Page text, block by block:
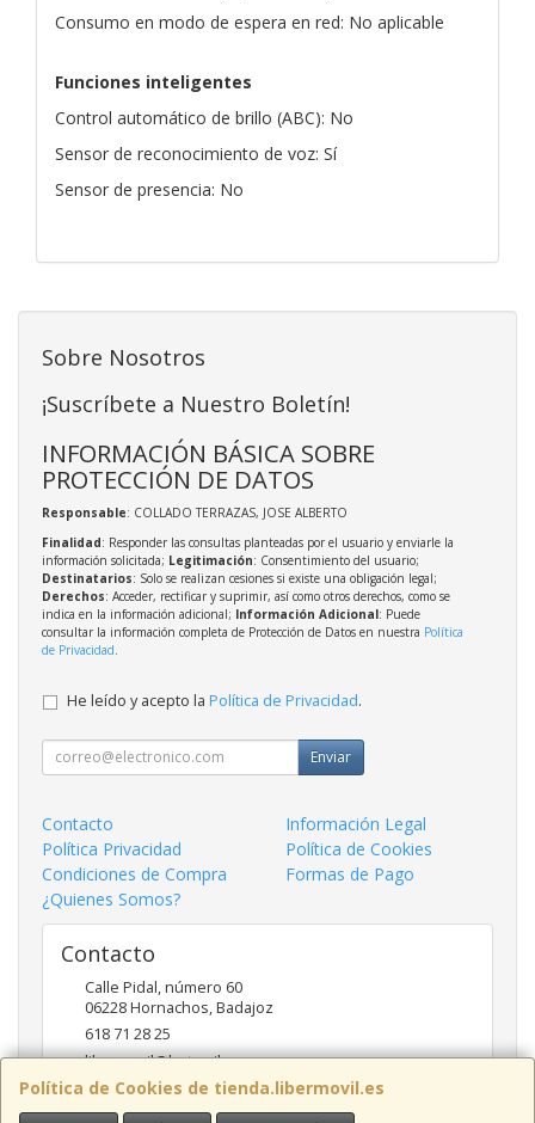
Consumo en modo de espera en red: No aplicable
Funciones inteligentes
Control automático de brillo (ABC): No
Sensor de reconocimiento de voz: Sí
Sensor de presencia: No
Política de Cookies de tienda.libermovil.es
Sobre Nosotros
¡Suscríbete a Nuestro Boletín!
INFORMACIÓN BÁSICA SOBRE
PROTECCIÓN DE DATOS
Responsable: COLLADO TERRAZAS, JOSE ALBERTO
Finalidad: Responder las consultas planteadas por el usuario y enviarle la
información solicitada; Legitimación: Consentimiento del usuario;
Destinatarios: Solo se realizan cesiones si existe una obligación legal;
Derechos: Acceder, rectificar y suprimir, así como otros derechos, como se
indica en la información adicional; Información Adicional: Puede
consultar la información completa de Protección de Datos en nuestra Política
de Privacidad
He leído y acepto la Política de Privacidad.
Enviar
Contacto
Información Legal
Política Privacidad
Política de Cookies
Condiciones de Compra
Formas de Pago
¿Quienes Somos?
Contacto
Calle Pidal, número 60
06228Hornachos,Badajoz
618 71 28 25
libermovil@hotmail.com